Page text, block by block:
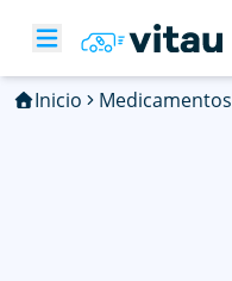
Inicio Medicamentos